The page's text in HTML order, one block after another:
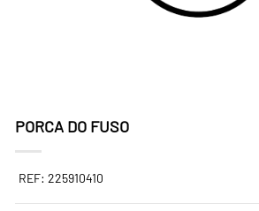
PORCA DO FUSO
REF: 225910410